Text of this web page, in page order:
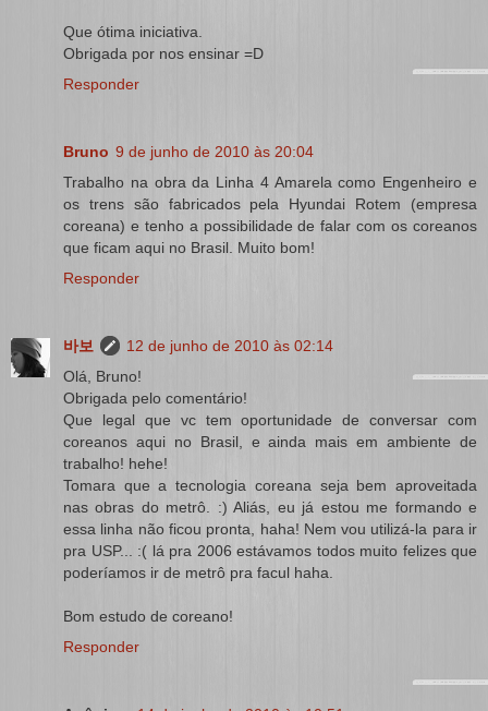
Que ótima iniciativa.
Obrigada por nos ensinar =D
Responder
Bruno 9 de junho de 2010 às 20:04
Trabalho na obra da Linha 4 Amarela como Engenheiro e
os trens são fabricados pela Hyundai Rotem (empresa
coreana) e tenho a possibilidade de falar com os coreanos
que ficam aqui no Brasil. Muito bom!
Responder
바보
12 de junho de 2010 às 02:14
Olá, Bruno!
Obrigada pelo comentário!
Que legal que vc tem oportunidade de conversar com
coreanos aqui no Brasil, e ainda mais em ambiente de
trabalho! hehe!
Tomara que a tecnologia coreana seja bem aproveitada
nas obras do metrô. :) Aliás, eu já estou me formando e
essa linha não ficou pronta, haha! Nem vou utilizá-la para ir
pra USP... :( lá pra 2006 estávamos todos muito felizes que
poderíamos ir de metrô pra facul haha.
Bom estudo de coreano!
Responder